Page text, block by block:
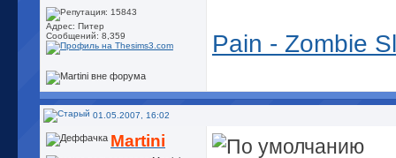
Адрес: Питер
Сообщений: 8,359
Pain - Zombie
01.05.2007, 16:02
Martini